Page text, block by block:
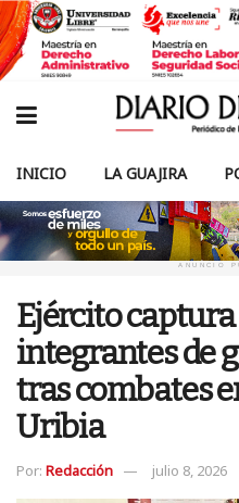
INICIO LA GUAJIRA
ANUNCIO
Ejército
integrantes de
tras combates
Uribia
Por: Redacción julio 8, 2026